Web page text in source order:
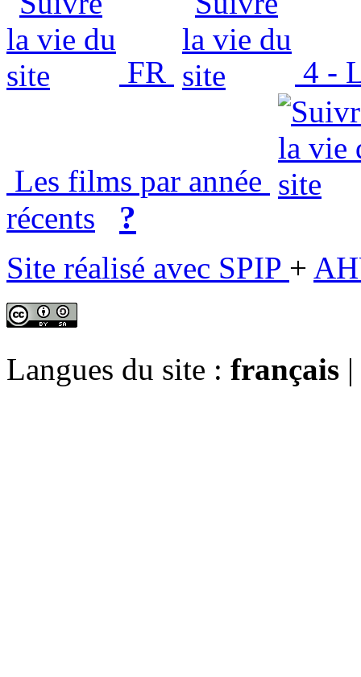
FR 4 -
Les films par année
récents
?
Site réalisé avec SPIP +
Langues du site : français |